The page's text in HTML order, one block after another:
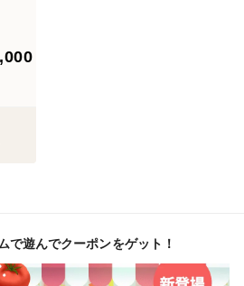
で遊んでクーポンをゲット！